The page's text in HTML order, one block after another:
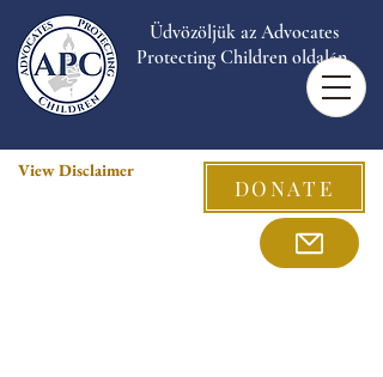
Üdvözöljük az Advocates
Protecting Children oldalán.
View Disclaimer
DONATE